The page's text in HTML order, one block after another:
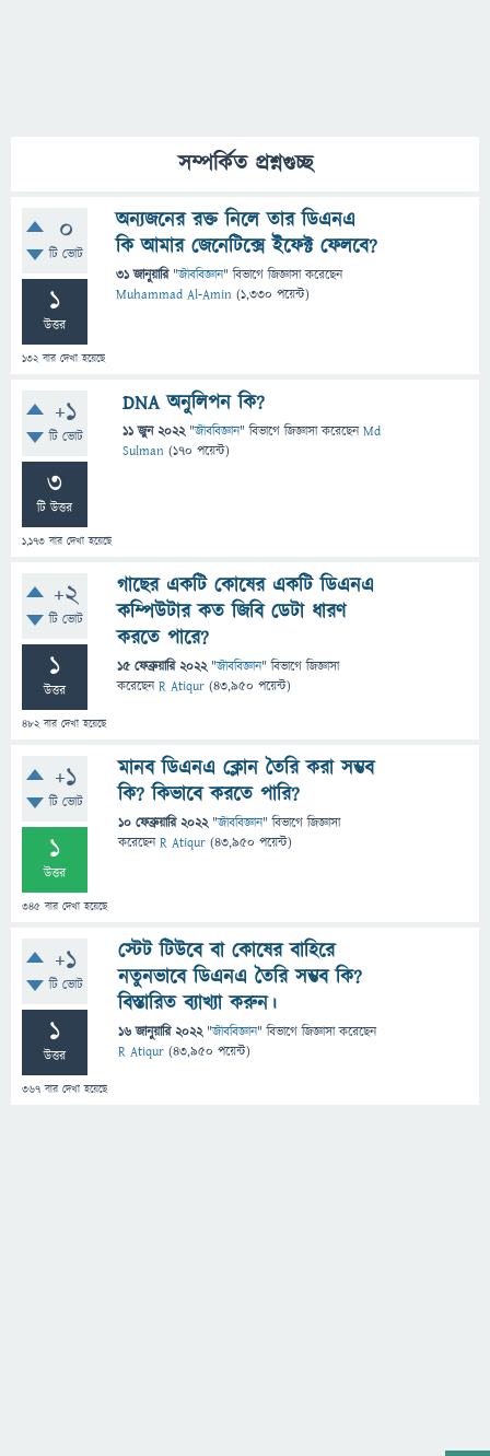
সম্পর্কিত প্রশ্নগুচ্ছ
0
টি ভোট
1
উত্তর
132বার দেখা হয়েছে
অন্যজনের রক্ত নিলে তার ডিএনএ
কি আমার জেনেটিক্সে ইফেক্ট ফেলবে?
31 জানুয়ারি "জীববিজ্ঞান" বিভাগে জিজ্ঞাসাকরেছেন
Muhammad Al-Amin (1,330 পয়েন্ট)
+1
টি ভোট
3
টি উত্তর
1,173 বার দেখা হয়েছে
DNA অনুলিপন কি?
11 জুন 2022 "জীববিজ্ঞান" বিভাগে জিজ্ঞাসাকরেছেনMd
Sulman (170 পয়েন্ট)
+2
টি ভোট
1
উত্তর
482বার দেখা হয়েছে
গাছের একটি কোষের একটি ডিএনএ
কম্পিউটার কত জিবি ডেটা ধারণ
করতে পারে?
15 ফেব্রুয়ারি 2022 "জীববিজ্ঞান" বিভাগে জিজ্ঞাসা
করেছেনR Atiqur (43,950 পয়েন্ট)
+1
টি ভোট
1
উত্তর
345 বার দেখা হয়েছে
মানব ডিএনএ ক্লোন তৈরি করা সম্ভব
কি? কিভাবে করতে পারি?
10 ফেব্রুয়ারি 2022 "জীববিজ্ঞান" বিভাগে জিজ্ঞাসা
করেছেনR Atiqur (43,950 পয়েন্ট)
+1
টি ভোট
1
উত্তর
367 বার দেখা হয়েছে
স্টেট টিউবে বা কোষের বাহিরে
নতুনভাবে ডিএনএ তৈরি সম্ভব কি?
বিস্তারিত ব্যাখ্যা করুন।
16 জানুয়ারি 2022 "জীববিজ্ঞান" বিভাগে জিজ্ঞাসাকরেছেন
R Atiqur (43,950 পয়েন্ট)